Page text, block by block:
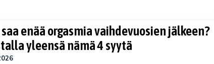
saa enää orgasmia vaihdevuosien jälkeen?
yleensä nämä 4 syytä